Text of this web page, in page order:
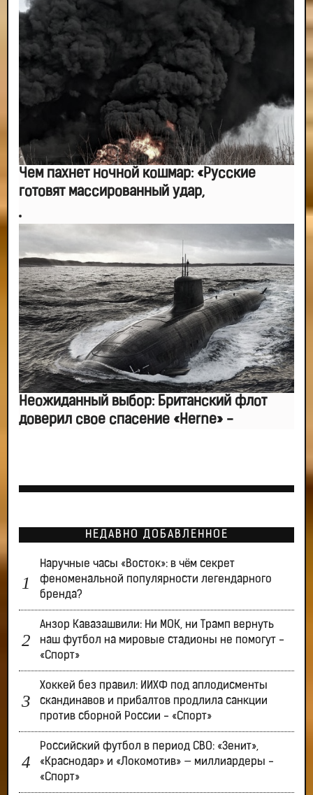
Чем пахнет ночной кошмар: «Русские
готовят массированный удар,
Неожиданный выбор: Британский флот
доверил свое спасение «Herne» -
НЕДАВНО ДОБАВЛЕННОЕ
Наручные часы «Восток»: в чём секрет
феноменальной популярности легендарного
бренда?
Анзор Кавазашвили: Ни МОК, ни Трамп вернуть
наш футбол на мировые стадионы не помогут -
«Спорт»
Хоккей без правил: ИИХФ под аплодисменты
скандинавов и прибалтов продлила санкции
против сборной России - «Спорт»
Российский футбол в период СВО: «Зенит»,
«Краснодар» и «Локомотив» — миллиардеры -
«Спорт»